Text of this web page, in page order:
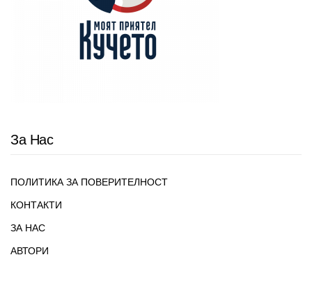
За Нас
ПОЛИТИКА ЗА ПОВЕРИТЕЛНОСТ
КОНТАКТИ
ЗА НАС
АВТОРИ